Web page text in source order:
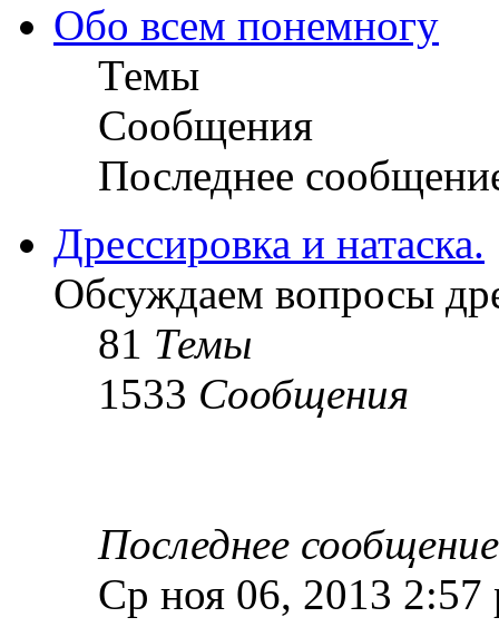
Обо всем понемногу
Темы
Сообщения
Последнее
Дрессировка и натаска.
Обсуждаем вопросы
81 Темы
1533 Сообщения
Последнее сообщение
Ср ноя 06, 2013 2:57